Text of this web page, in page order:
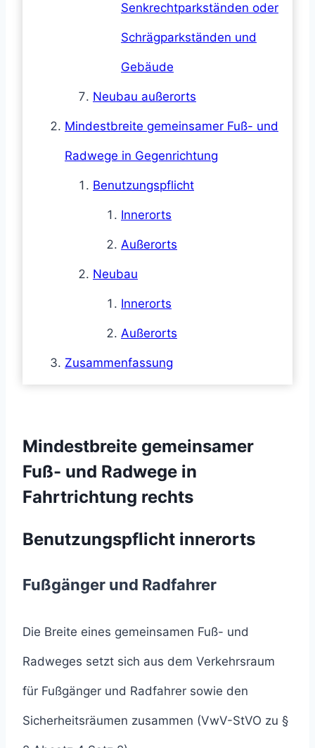
Senkrechtparkständen oder
Schrägparkständen und
Gebäude
Neubau außerorts
Mindestbreite gemeinsamer Fuß- und
Radwege in Gegenrichtung
Benutzungspflicht
Innerorts
Außerorts
Neubau
Innerorts
Außerorts
Zusammenfassung
Mindestbreite gemeinsamer
Fuß- und Radwege in
Fahrtrichtung rechts
Benutzungspflicht innerorts
Fußgänger und Radfahrer
Die Breite eines gemeinsamen Fuß- und
Radweges setzt sich aus dem Verkehrsraum
für Fußgänger und Radfahrer sowie den
Sicherheitsräumen zusammen (VwV-StVO zu §